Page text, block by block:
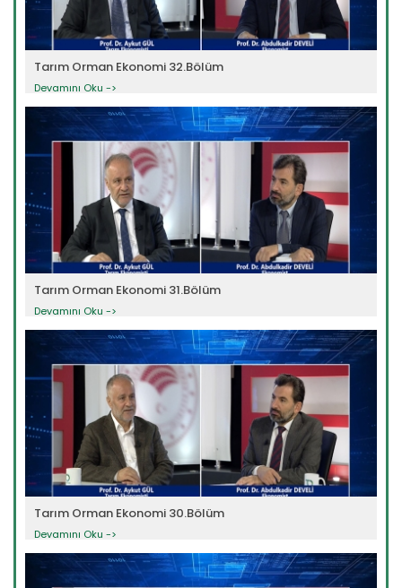
Tarım Orman Ekonomi 32.Bölüm
Devamını Oku ->
Tarım Orman Ekonomi 31.Bölüm
Devamını Oku ->
Tarım Orman Ekonomi 30.Bölüm
Devamını Oku ->